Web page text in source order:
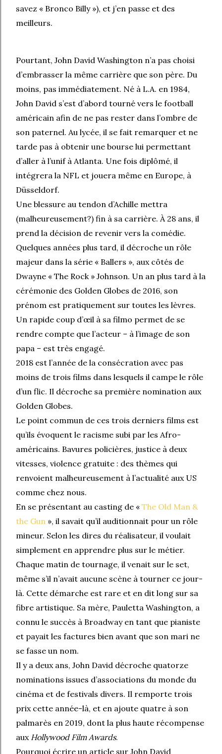
savez « Bronco Billy »), et j’en passe et des
meilleurs.
Pourtant, John David Washington n’a pas choisi
d’embrasser la même carrière que son père. Du
moins, pas immédiatement. Né à L.A. en 1984,
John David s’est d’abord tourné vers le football
américain afin de ne pas rester dans l’ombre de
son paternel. Au lycée, il se fait remarquer et ne
tarde pas à obtenir une bourse lui permettant
d’aller à l’unif à Atlanta. Une fois diplômé, il
intégrera la NFL et jouera même en Europe, à
Düsseldorf.
Une blessure au tendon d’Achille mettra
(malheureusement?) fin à sa carrière. À 28 ans, il
prend la décision de revenir vers la comédie.
Quelques années plus tard, il décroche un rôle
majeur dans la série « Ballers », aux côtés de
Dwayne « The Rock » Johnson. Un an plus tard à la
cérémonie des Golden Globes de 2016, son
prénom est pratiquement sur toutes les lèvres.
Un rapide coup d’œil à sa filmo permet de se
rendre compte que l’acteur – à l’image de son
papa – est très engagé.
2018 est l’année de la consécration avec pas
moins de trois films dans lesquels il campe le rôle
d’un flic. Il décroche sa première nomination aux
Golden Globes.
Le point commun de ces trois derniers films est
qu’ils évoquent le racisme subi par les Afro-
américains. Bavures policières, justice à deux
vitesses, violence gratuite : des thèmes qui
renvoient malheureusement à l’actualité aux US
comme chez nous.
En se présentant au casting de « The Old Man &
the Gun », il savait qu’il auditionnait pour un rôle
mineur. Selon les dires du réalisateur, il voulait
simplement en apprendre plus sur le métier.
Chaque matin de tournage, il venait sur le set,
même s’il n’avait aucune scène à tourner ce jour-
là. Cette démarche est rare et en dit long sur sa
fibre artistique. Sa mère, Pauletta Washington, a
connu le succès à Broadway en tant que pianiste
et payait les factures bien avant que son mari ne
se fasse un nom.
Il y a deux ans, John David décroche quatorze
nominations issues d’associations du monde du
cinéma et de festivals divers. Il remporte trois
prix cette année-là, et en ajoute quatre à son
palmarès en 2019, dont la plus haute récompense
auxHollywood Film Awards.
Pourquoi écrire un article sur John David